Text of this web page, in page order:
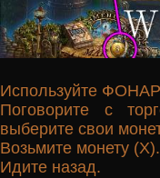
Используйте
Поговорите с
выберите свои
Возьмите монету (X).
Идите назад.